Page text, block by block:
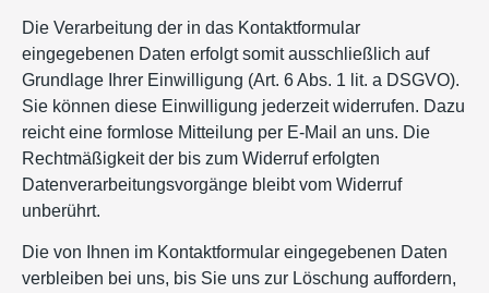
Die Verarbeitung der in das Kontaktformular
eingegebenen Daten erfolgt somit ausschließlich auf
Grundlage Ihrer Einwilligung (Art. 6 Abs. 1 lit. a DSGVO).
Sie können diese Einwilligung jederzeit widerrufen. Dazu
reicht eine formlose Mitteilung per E-Mail an uns. Die
Rechtmäßigkeit der bis zum Widerruf erfolgten
Datenverarbeitungsvorgänge bleibt vom Widerruf
unberührt.
Die von Ihnen im Kontaktformular eingegebenen Daten
verbleiben bei uns, bis Sie uns zur Löschung auffordern,